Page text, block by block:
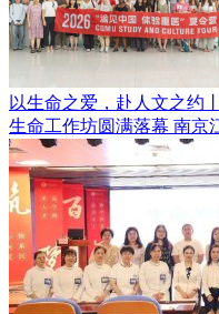
以生命之爱，赴人文之约
生命工作坊圆满落幕 南京